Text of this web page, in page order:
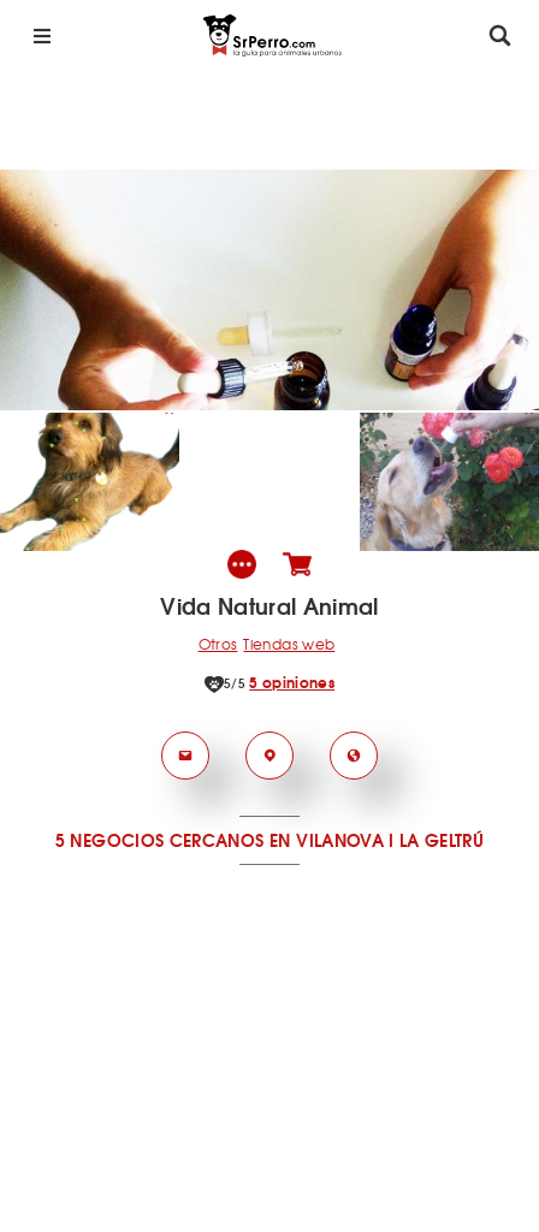
Vida Natural Animal
Otros Tiendas web
5/5 5 opiniones
5 NEGOCIOS CERCANOS EN VILANOVA I LA GELTRÚ